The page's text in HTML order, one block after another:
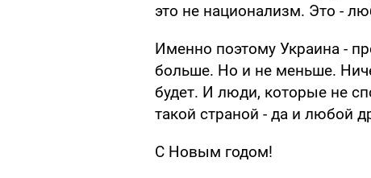
это не национализм. Это -
Именно поэтому Украина -
больше. Но и не меньше.
будет. И люди, которые не
такой страной - да и любой
С Новым годом!